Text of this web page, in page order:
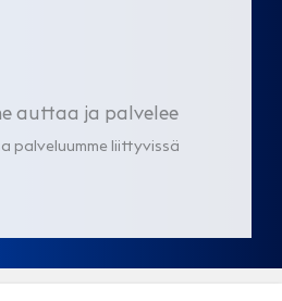
auttaa ja palvelee
palveluumme liittyvissä